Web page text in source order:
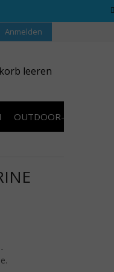
COOKIES
Anmelden
leeren
OUTDOOR-